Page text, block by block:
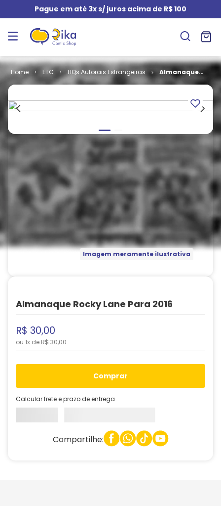
Pague em até 3x s/ juros acima de R$ 100
ETC HQs Autorais Estrangeiras
Almanaque
Rocky Lane
Imagem meramente ilustrativa
Almanaque Rocky Lane Para 2016
R$ 30,00
ou 1x de R$ 30,00
comprar
Calcular frete e prazo de entrega
Compartilhe: